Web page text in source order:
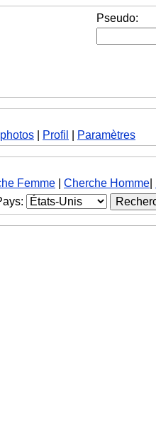
Pseudo:
Profil Paramètres
Femme Cherche Homme